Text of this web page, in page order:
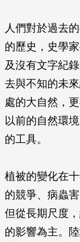
人們對於過去
的歷史，史學
及沒有文字紀
去與不知的未
處的大自然，
以前的自然環
的工具。
植被的變化在
的競爭、病蟲
但從長期尺度
的影響為主。